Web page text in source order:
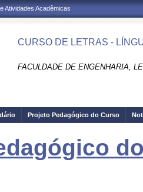
Atividades Acadêmicas
CURSO DE LETRAS -
FACULDADE DE ENGENHARIA,
Projeto Pedagógico do Curso